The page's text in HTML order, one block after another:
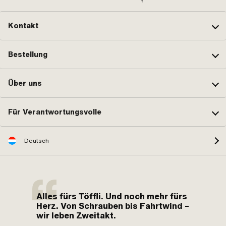
Kontakt
Bestellung
Über uns
Für Verantwortungsvolle
Deutsch
Alles fürs Töffli. Und noch mehr fürs
Herz. Von Schrauben bis Fahrtwind –
wir leben Zweitakt.